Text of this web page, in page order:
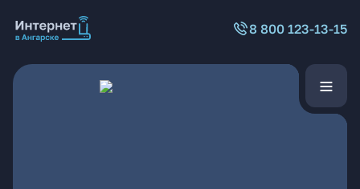
8 800 123-13-15